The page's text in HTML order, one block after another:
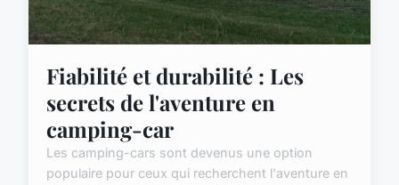
Fiabilité et durabilité : Les
secrets de l'aventure en
camping-car
Les camping-cars sont devenus une option
populaire pour ceux qui recherchent l'aventure en